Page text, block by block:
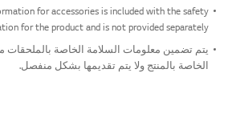
for accessories is included with the safety
for the product and is not provided separately.
يتم تضمين معلومات السلامة الخاصة بالملحقات
الخاصة بالمنتج ولا يتم تقديمها بشكل منفصل.